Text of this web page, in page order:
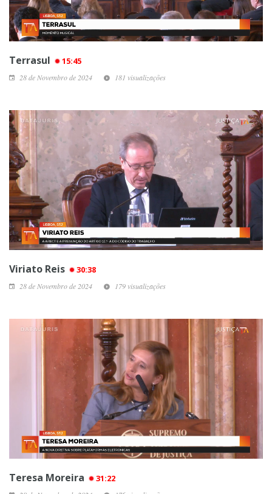
Terrasul 15:45
28 de Novembro de 2024 181 visualizações
Viriato Reis 30:38
28 de Novembro de 2024 179 visualizações
Teresa Moreira 31:22